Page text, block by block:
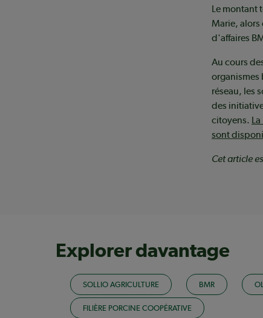
Le montant
Marie, alors
d'affaires
Au cours
organismes
réseau, les
des
citoyens.
sont
Cet article
Explorer davantage
SOLLIO AGRICULTURE BMR
FILIÈRE PORCINE COOPÉRATIVE